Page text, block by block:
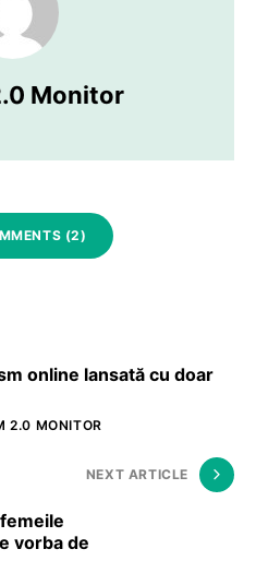
Monitor
(2)
online lansată cu doar
2.0 MONITOR
NEXT ARTICLE
vorba de